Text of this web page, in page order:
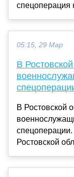
спецоперация
05:15, 29 Мар
В
В Ростовской
Ростовской